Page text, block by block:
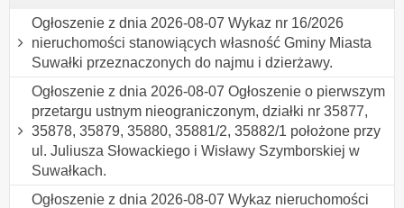
Ogłoszenie z dnia 2026-08-07 Wykaz nr 16/2026
nieruchomości stanowiących własność Gminy Miasta
Suwałki przeznaczonych do najmu i dzierżawy.
Ogłoszenie z dnia 2026-08-07 Ogłoszenie o pierwszym
przetargu ustnym nieograniczonym, działki nr 35877,
35878, 35879, 35880, 35881/2, 35882/1 położone przy
ul. Juliusza Słowackiego i Wisławy Szymborskiej w
Suwałkach.
Ogłoszenie z dnia 2026-08-07 Wykaz nieruchomości